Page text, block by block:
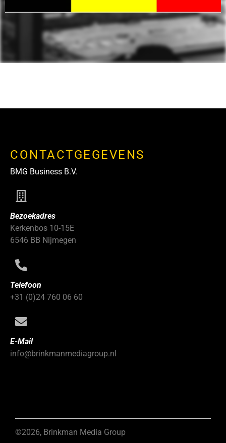
CONTACTGEGEVENS
BMG Business B.V.
Bezoekadres
Kerkenbos 10-15E
6546 BB Nijmegen
Telefoon
+31 (0)24 760 06 60
E-Mail
info@brinkmanmediagroup.nl
©2026, Brinkman Media Group